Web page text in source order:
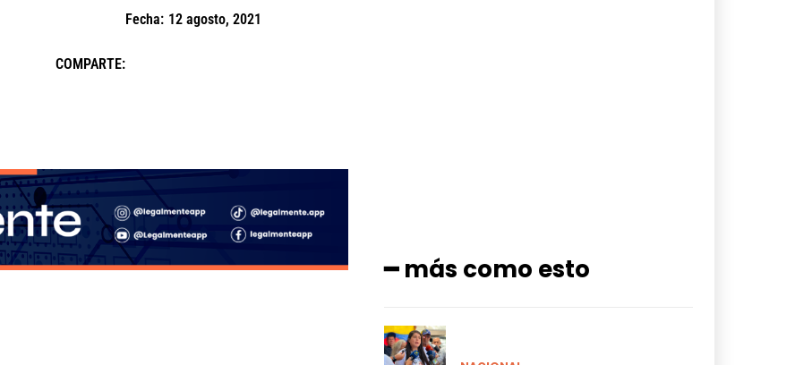
Fecha: 12 agosto, 2021
COMPARTE:
━ más como esto